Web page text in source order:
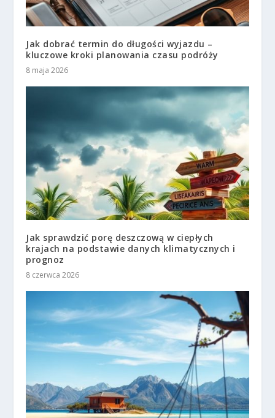
Jak dobrać termin do długości wyjazdu –
kluczowe kroki planowania czasu podróży
8 maja 2026
Jak sprawdzić porę deszczową w ciepłych
krajach na podstawie danych klimatycznych i
prognoz
8 czerwca 2026